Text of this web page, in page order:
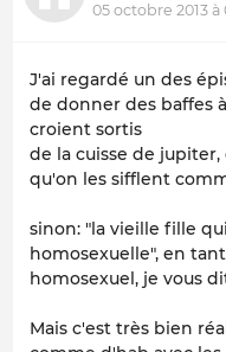
05 octobre 2013 à
J'ai regardé un des
de donner des baffes
croient sortis
de la cuisse de
qu'on les sifflent
sinon: "la vieille fille
homosexuelle", en
homosexuel, je vous
Mais c'est très bien